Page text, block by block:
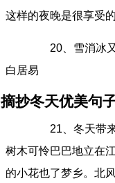
这样的夜晚是很享受的
20、雪消冰又
白居易
摘抄冬天优美句
21、冬天带来
树木可怜巴巴地立在
的小花也了梦乡。北